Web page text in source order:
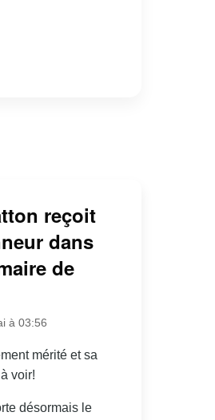
reçoit
dans
de
à 03:56
mérité et sa
voir!
désormais le